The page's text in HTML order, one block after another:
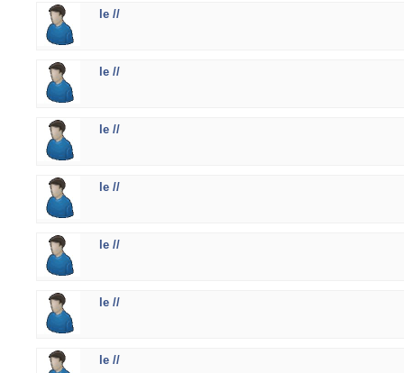
le //
le //
le //
le //
le //
le //
le //